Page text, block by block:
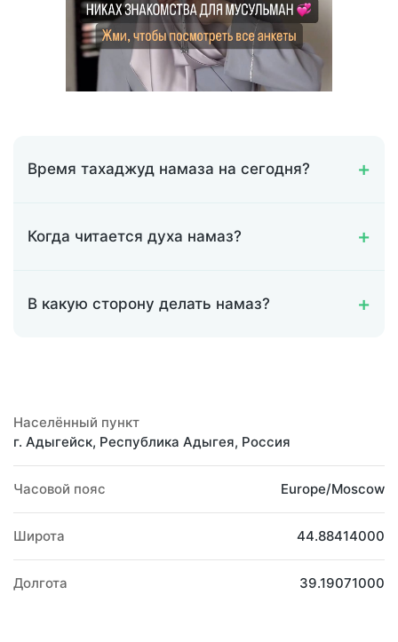
Время тахаджуд намаза на сегодня?
Когда читается духа намаз?
В какую сторону делать намаз?
Населённый пункт
г. Адыгейск, Республика Адыгея, Россия
Часовой пояс Europe/Moscow
Широта 44.88414000
Долгота 39.19071000